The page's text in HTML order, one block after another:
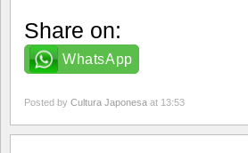
Share on:
WhatsApp
Posted by Cultura Japonesa at 13:53